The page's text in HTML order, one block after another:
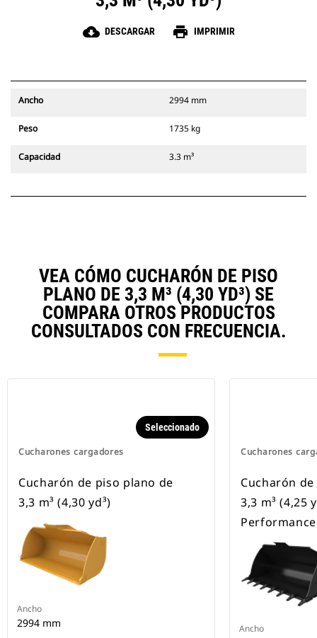
cloud_download DESCARGAR print IMPRIMIR
Ancho 2994 mm
Peso 1735 kg
Capacidad 3.3 m³
VEA CÓMO CUCHARÓN DE PISO
PLANO DE 3,3 M³ (4,30 YD³) SE
COMPARA OTROS PRODUCTOS
CONSULTADOS CON FRECUENCIA.
Cucharones cargadores
Seleccionado
Cucharón de piso plano de
3,3 m³ (4,30 yd³)
Ancho
2994 mm
Cucharones
Cucharón
3,3 m³ (4,25
Performance
Ancho